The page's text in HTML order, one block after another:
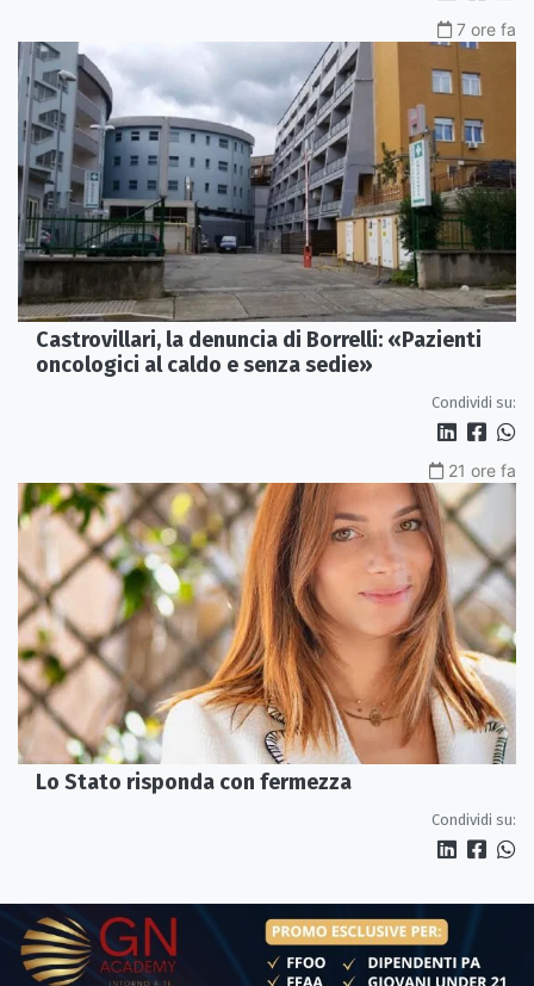
7 ore fa
Castrovillari, la denuncia di Borrelli: «Pazienti
oncologici al caldo e senza sedie»
Condividi su:
21 ore fa
Lo Stato risponda con fermezza
Condividi su: